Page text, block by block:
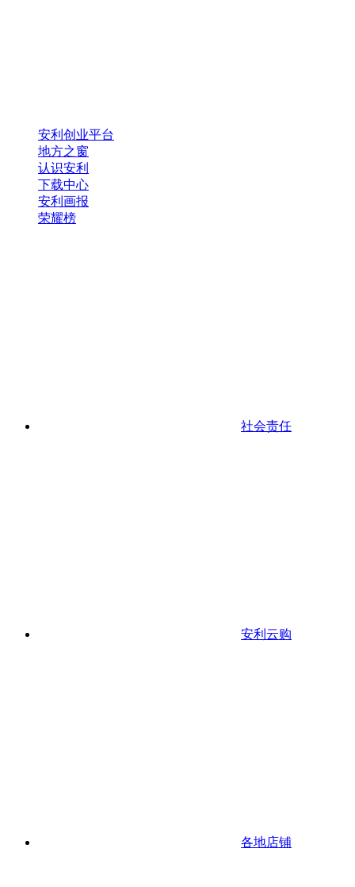
安利创业平台
地方之窗
认识安利
下载中心
安利画报
荣耀榜
社会责任
安利云购
各地店铺